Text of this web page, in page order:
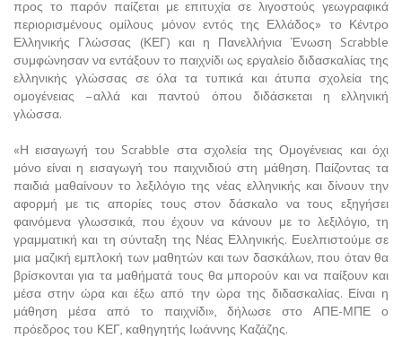
προς το παρόν παίζεται με επιτυχία σε λιγοστούς γεωγραφικά
περιορισμένους ομίλους μόνον εντός της Ελλάδος» το Κέντρο
Ελληνικής Γλώσσας (ΚΕΓ) και η Πανελλήνια Ένωση Scrabble
συμφώνησαν να εντάξουν το παιχνίδι ως εργαλείο διδασκαλίας της
ελληνικής γλώσσας σε όλα τα τυπικά και άτυπα σχολεία της
ομογένειας –αλλά και παντού όπου διδάσκεται η ελληνική
γλώσσα.
«Η εισαγωγή του Scrabble στα σχολεία της Ομογένειας και όχι
μόνο είναι η εισαγωγή του παιχνιδιού στη μάθηση. Παίζοντας τα
παιδιά μαθαίνουν το λεξιλόγιο της νέας ελληνικής και δίνουν την
αφορμή με τις απορίες τους στον δάσκαλο να τους εξηγήσει
φαινόμενα γλωσσικά, που έχουν να κάνουν με το λεξιλόγιο, τη
γραμματική και τη σύνταξη της Νέας Ελληνικής. Ευελπιστούμε σε
μια μαζική εμπλοκή των μαθητών και των δασκάλων, που όταν θα
βρίσκονται για τα μαθήματά τους θα μπορούν και να παίξουν και
μέσα στην ώρα και έξω από την ώρα της διδασκαλίας. Είναι η
μάθηση μέσα από το παιχνίδι», δήλωσε στο ΑΠΕ-ΜΠΕ ο
πρόεδρος του ΚΕΓ, καθηγητής Ιωάννης Καζάζης.